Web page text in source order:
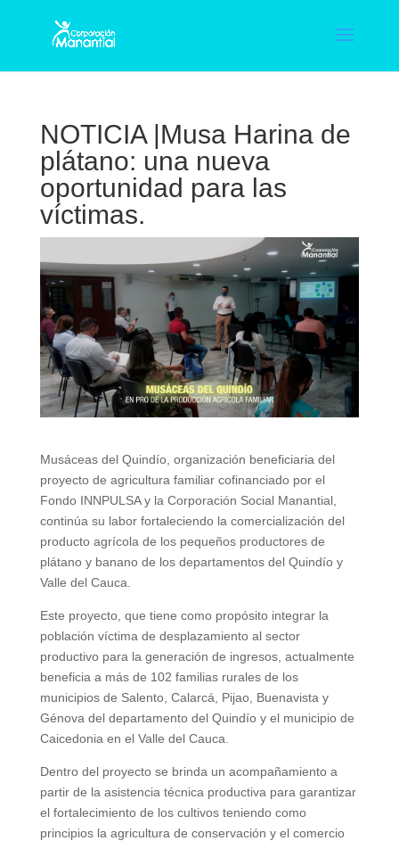
NOTICIA |Musa Harina de
plátano: una nueva
oportunidad para las
víctimas.
Musáceas del Quindío, organización beneficiaria del
proyecto de agricultura familiar cofinanciado por el
Fondo INNPULSA y la Corporación Social Manantial,
continúa su labor fortaleciendo la comercialización del
producto agrícola de los pequeños productores de
plátano y banano de los departamentos del Quindío y
Valle del Cauca.
Este proyecto, que tiene como propósito integrar la
población víctima de desplazamiento al sector
productivo para la generación de ingresos, actualmente
beneficia a más de 102 familias rurales de los
municipios de Salento, Calarcá, Pijao, Buenavista y
Génova del departamento del Quindío y el municipio de
Caicedonia en el Valle del Cauca.
Dentro del proyecto se brinda un acompañamiento a
partir de la asistencia técnica productiva para garantizar
el fortalecimiento de los cultivos teniendo como
principios la agricultura de conservación y el comercio